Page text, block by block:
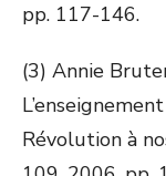
pp. 117-146.
(3) Annie
Révolution à